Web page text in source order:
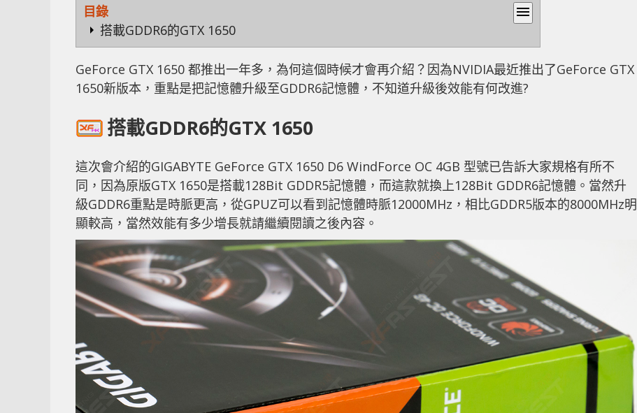
目錄
menu
搭載GDDR6的GTX 1650
GeForce GTX 1650 都推出一年多，為何這個時候才會再介紹？因為NVIDIA最近推出了GeForce GTX
1650新版本，重點是把記憶體升級至GDDR6記憶體，不知道升級後效能有何改進?
搭載GDDR6的GTX 1650
這次會介紹的GIGABYTE GeForce GTX 1650 D6 WindForce OC 4GB 型號已告訴大家規格有所不
同，因為原版GTX 1650是搭載128Bit GDDR5記憶體，而這款就換上128Bit GDDR6記憶體。當然升
級GDDR6重點是時脈更高，從GPUZ可以看到記憶體時脈12000MHz，相比GDDR5版本的8000MHz明
顯較高，當然效能有多少增長就請繼續閱讀之後內容。